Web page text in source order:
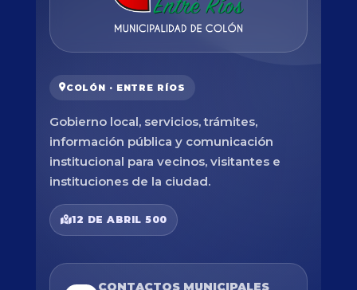
COLÓN · ENTRE RÍOS
Gobierno local, servicios, trámites,
información pública y comunicación
institucional para vecinos, visitantes e
instituciones de la ciudad.
12 DE ABRIL 500
CONTACTOS MUNICIPALES